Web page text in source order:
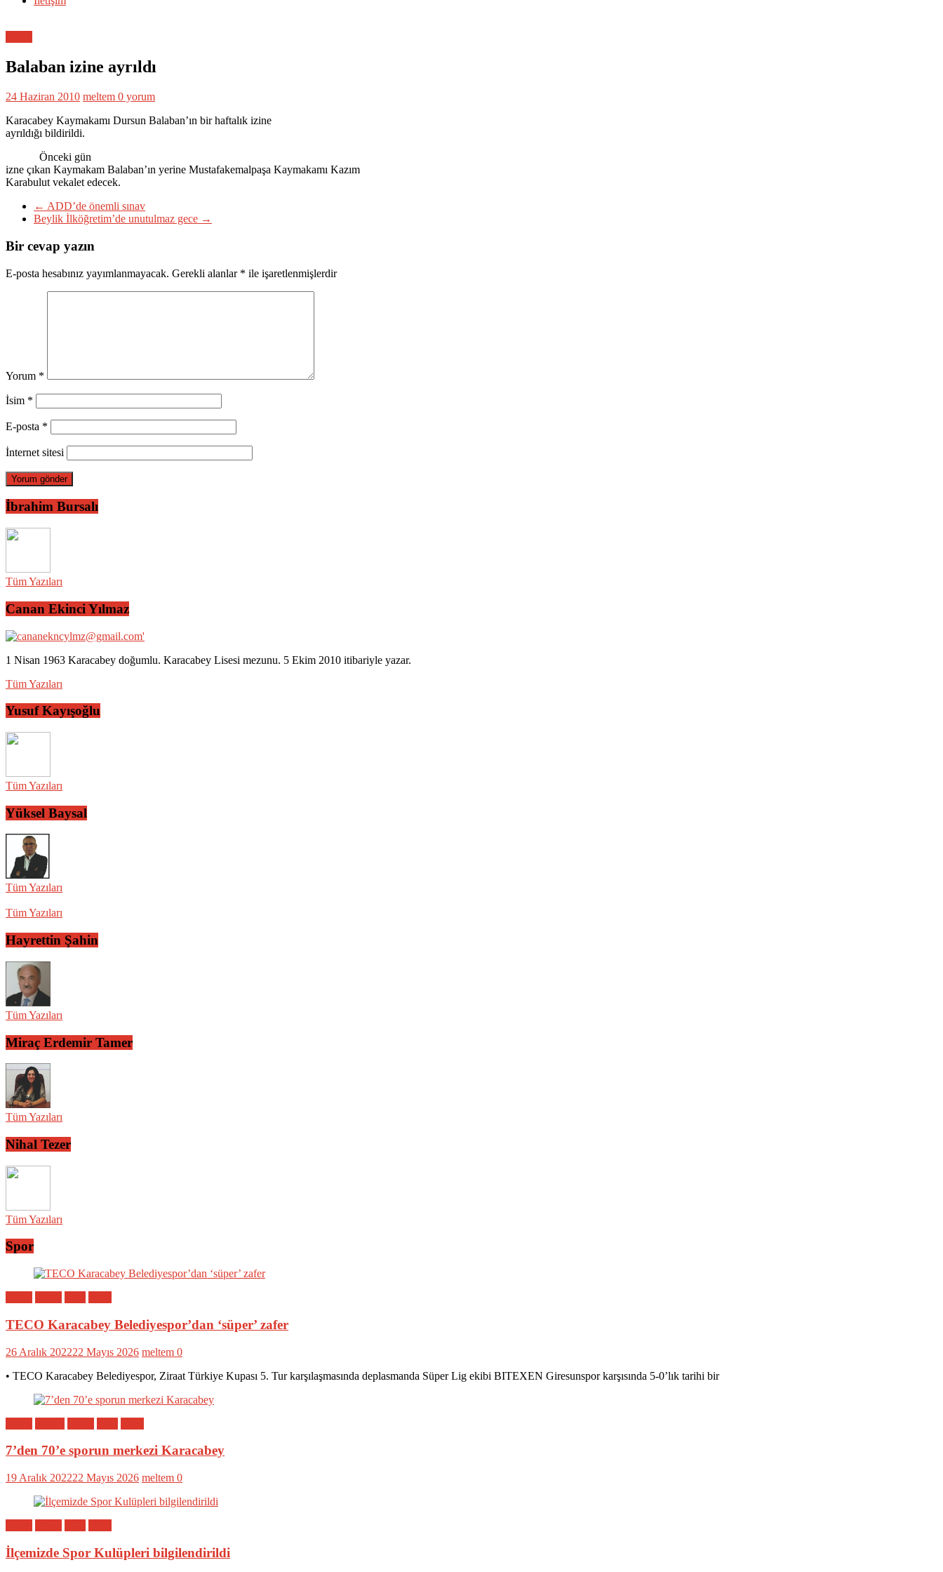
Balaban izine ayrıldı
24 Haziran 2010 meltem 0 yorum
Karacabey Kaymakamı Dursun Balaban’ın bir haftalık izine
ayrıldığı bildirildi.
Önceki gün
izne çıkan Kaymakam Balaban’ın yerine Mustafakemalpaşa Kaymakamı Kazım
Karabulut vekalet edecek.
← ADD’de önemli sınav
Beylik İlköğretim’de unutulmaz gece →
Bir cevap yazın
E-posta hesabınız yayımlanmayacak. Gerekli alanlar * ile işaretlenmişlerdir
Yorum *
İsim *
E-posta *
İnternet sitesi
İbrahim Bursalı
Tüm Yazıları
Canan Ekinci Yılmaz
1 Nisan 1963 Karacabey doğumlu. Karacabey Lisesi mezunu. 5 Ekim 2010 itibariyle yazar.
Tüm Yazıları
Yusuf Kayışoğlu
Tüm Yazıları
Yüksel Baysal
Tüm Yazıları
Tüm Yazıları
Hayrettin Şahin
Tüm Yazıları
Miraç Erdemir Tamer
Tüm Yazıları
Nihal Tezer
Tüm Yazıları
Spor
TECO Karacabey Belediyespor’dan ‘süper’ zafer
26 Aralık 202222 Mayıs 2026 meltem 0
• TECO Karacabey Belediyespor, Ziraat Türkiye Kupası 5. Tur karşılaşmasında deplasmanda Süper Lig ekibi BITEXEN Giresunspor karşısında 5-0’lık tarihi bir
7’den 70’e sporun merkezi Karacabey
19 Aralık 202222 Mayıs 2026 meltem 0
İlçemizde Spor Kulüpleri bilgilendirildi